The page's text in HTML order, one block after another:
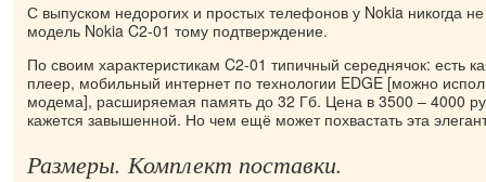
С выпуском недорогих и простых телефонов у Nokia никогда
модель Nokia C2-01 тому подтверждение.
По своим характеристикам C2-01 типичный середнячок: есть
плеер, мобильный интернет по технологии EDGE [можно
модема], расширяемая память до 32 Гб. Цена в 3500 – 4000
кажется завышенной. Но чем ещё может похвастать эта
Размеры. Комплект поставки.